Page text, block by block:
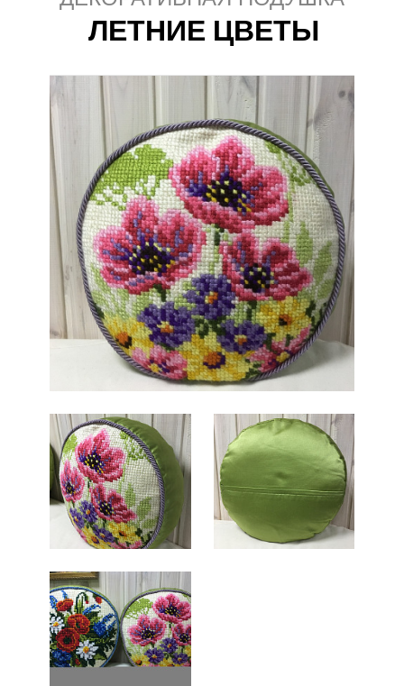
ЛЕТНИЕ ЦВЕТЫ